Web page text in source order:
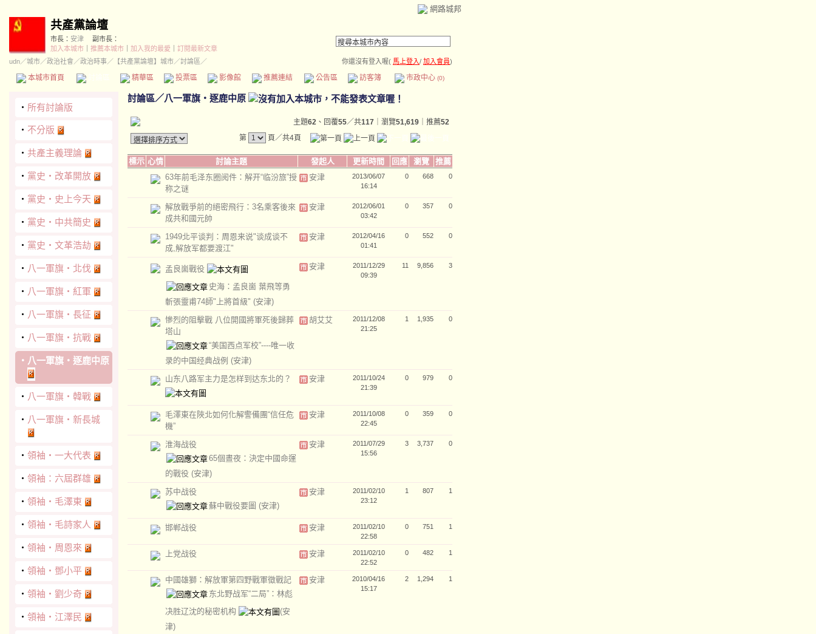
網路城邦
共產黨論壇
市長： 安津
副市長：
加入本城市
推薦本城市 加入我的最愛
訂閱最新文章
udn／城市／政治社會 ／政治時事／ 【共產黨論壇】城市／討論區／ 你還沒有登入喔( 馬上登入/ 加入會員)
本城市首頁 精華區 投票區 影像館 推薦連結 公告區 訪客簿 市政中心 (0)
‧ 所有討論版
‧ 不分版
‧ 共產主義理論
‧ 黨史‧改革開放
‧ 黨史‧史上今天
‧ 黨史‧中共簡史
‧ 黨史‧文革浩劫
‧ 八一軍旗‧北伐
‧ 八一軍旗‧紅軍
‧ 八一軍旗‧長征
‧ 八一軍旗‧抗戰
‧ 八一軍旗‧逐鹿中原
‧ 八一軍旗‧韓戰
‧ 八一軍旗‧新長城
‧ 領袖‧一大代表
‧ 領袖：六屆群雄
‧ 領袖‧毛澤東
‧ 領袖‧毛詩家人
‧ 領袖‧周恩來
‧ 領袖‧鄧小平
‧ 領袖‧劉少奇
‧ 領袖‧江澤民
討論區／八一軍旗‧逐鹿中原
主題62 、回覆55／共117 ｜瀏覽51,619 ｜推薦52
第
頁／共4頁
標示 心情 討論主題 發起人 更新時間 回應 瀏覽
推薦
63年前毛泽东圈阅件：解开“临汾旅”授
称之谜
安津
2013/06/07
16:14
0 668 0
解放戰爭前的絕密飛行：3名乘客後來
成共和國元帥
安津
2012/06/01
03:42
0 357 0
1949北平谈判：周恩来说"谈成谈不
成,解放军都要渡江"
安津
2012/04/16
01:41
0 552 0
孟良崮戰役
史海：孟良崮 葉飛等勇
斬張靈甫74師"上將首級" (安津)
安津
2011/12/29
09:39
11 9,856 3
慘烈的阻擊戰 八位開國將軍死後歸葬
塔山
“美国西点军校”----唯一收
录的中国经典战例 (安津)
胡艾艾
2011/12/08
21:25
1 1,935 0
山东八路军主力是怎样到达东北的？ 安津
2011/10/24
21:39
0 979 0
毛澤東在陜北如何化解警備團“信任危
機”
安津
2011/10/08
22:45
0 359 0
淮海战役
65個晝夜：決定中國命運
的戰役 (安津)
安津
2011/07/29
15:56
3 3,737 0
苏中战役
蘇中戰役要圖 (安津)
安津
2011/02/10
23:12
1 807 1
邯郸战役 安津
2011/02/10
22:58
0 751 1
上党战役 安津
2011/02/10
22:52
0 482 1
中國雄獅：解放軍第四野戰軍徵戰記
东北野战军“二局”：林彪
决胜辽沈的秘密机构
(安
津)
安津
2010/04/16
15:17
2 1,294 1